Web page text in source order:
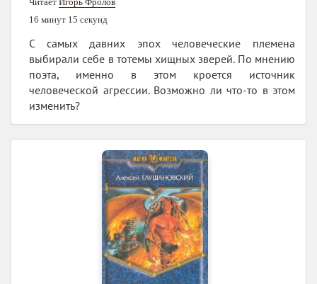
16 минут 15 секунд
С самых давних эпох человеческие племена
выбирали себе в тотемы хищных зверей. По мнению
поэта, именно в этом кроется источник
человеческой агрессии. Возможно ли что-то в этом
изменить?